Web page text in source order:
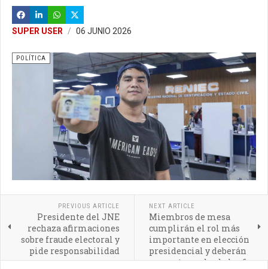
SUPER USER 06 JUNIO 2026
POLÍTICA
PREVIOUS ARTICLE
Presidente del JNE
rechaza afirmaciones
sobre fraude electoral y
pide responsabilidad
NEXT ARTICLE
Miembros de mesa
cumplirán el rol más
importante en elección
presidencial y deberán
presentarse desde las 6